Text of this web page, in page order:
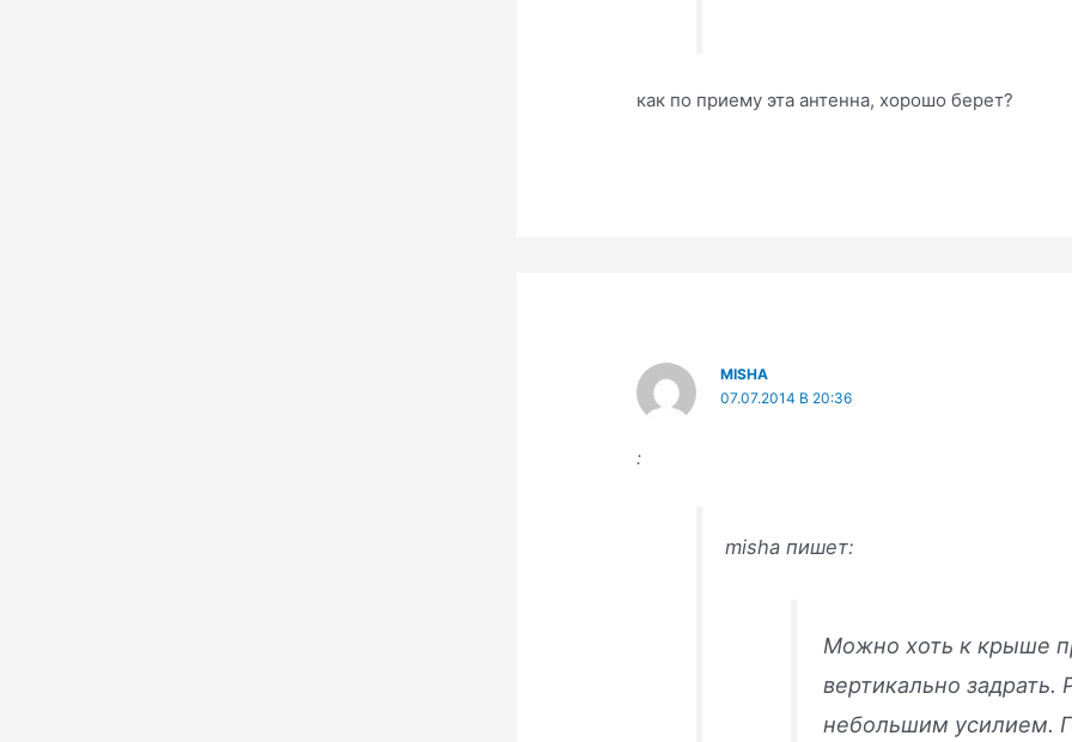
как по приему эта антенна, хорошо берет?
MISHA
07.07.2014 В 20:36
:
misha пишет:
Можно хоть к крыше
вертикально задрать.
небольшим усилием.